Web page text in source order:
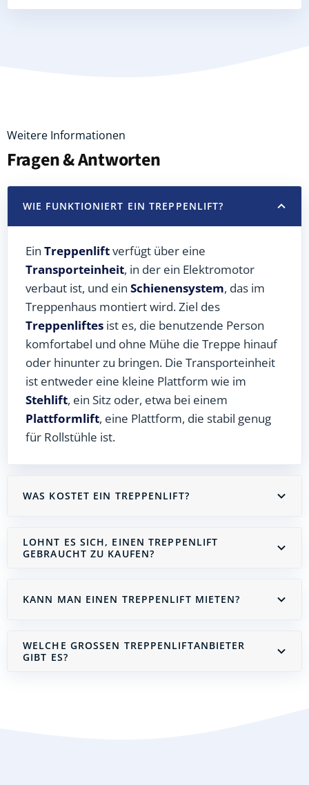
Weitere Informationen
Fragen & Antworten
WIE FUNKTIONIERT EIN TREPPENLIFT?
Ein Treppenliftverfügt über eine
Transporteinheit, in der ein Elektromotor
verbaut ist, und ein Schienensystem, das im
Treppenhaus montiert wird. Ziel des
Treppenliftes ist es, die benutzende Person
komfortabel und ohne Mühe die Treppe hinauf
oder hinunter zu bringen. Die Transporteinheit
ist entweder eine kleine Plattform wie im
Stehlift, ein Sitz oder, etwa bei einem
Plattformlift, eine Plattform, die stabil genug
für Rollstühle ist.
WAS KOSTET EIN TREPPENLIFT?
LOHNT ES SICH, EINEN TREPPENLIFT
GEBRAUCHT ZU KAUFEN?
KANN MAN EINEN TREPPENLIFT MIETEN?
WELCHE GROSSEN TREPPENLIFTANBIETER G
IBT ES?